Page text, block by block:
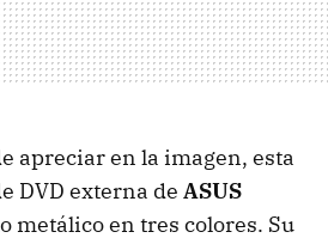
apreciar en la imagen, esta
DVD externa de ASUS
metálico en tres colores. Su